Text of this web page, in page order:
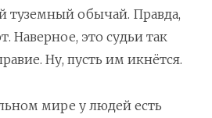
туземный обычай. Правда,
Наверное, это судьи так
Ну, пусть им икнётся.
мире у людей есть